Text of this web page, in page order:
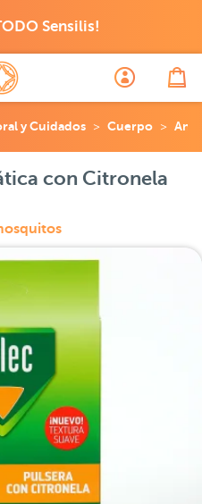
Sensilis!
y Cuidados Cuerpo
con Citronela